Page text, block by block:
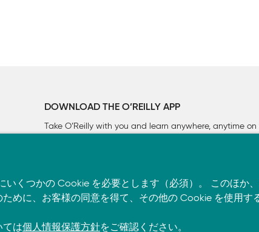
DOWNLOAD THE O’REILLY APP
Take O’Reilly with you and learn anywhere, anytime
くつかの Cookie を必要とします（必須）。 このほか
めに、お客様の同意を得て、その他の Cookie を使用す
ては個人情報保護方針をご確認ください。